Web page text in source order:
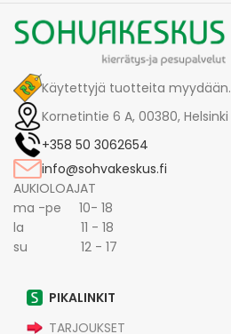
Käytettyjä tuotteita myydään.
Kornetintie 6 A, 00380, Helsinki
+358 50 3062654
info@sohvakeskus.fi
AUKIOLOAJAT
ma -pe 10- 18
la 11 - 18
su 12 - 17
PIKALINKIT
TARJOUKSET